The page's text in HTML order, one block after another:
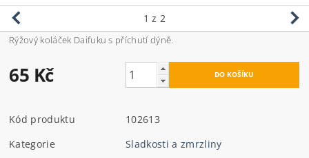
1 z 2
Rýžový koláček Daifuku s příchutí dýně.
65 Kč
Kód produktu
102613
Kategorie
Sladkosti a zmrzliny